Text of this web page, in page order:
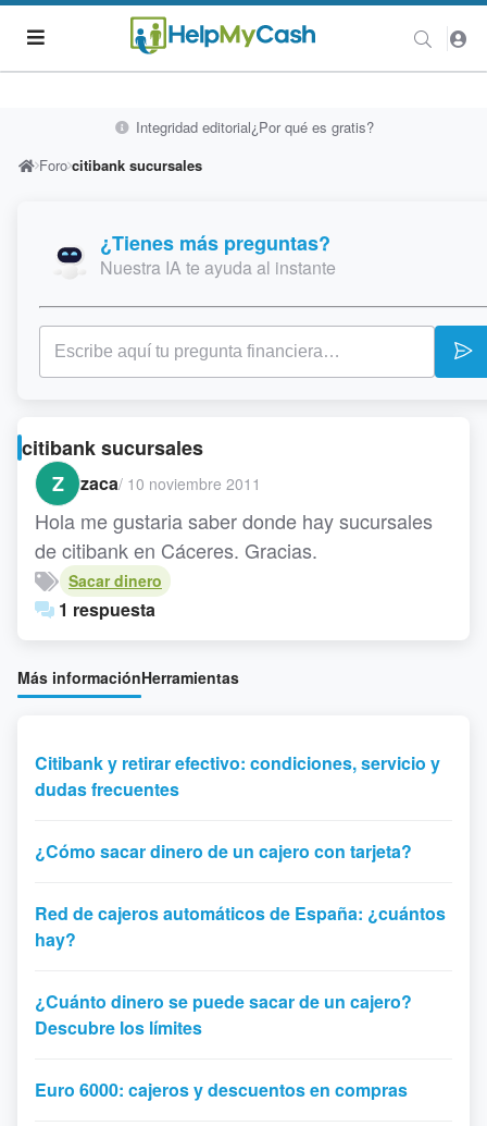
Integridad editorial¿Por qué es gratis?
Foro citibank sucursales
¿Tienes más preguntas?
Nuestra IA te ayuda al instante
citibank sucursales
Z
zaca/ 10 noviembre 2011
Hola me gustaria saber donde hay sucursales
de citibank en Cáceres. Gracias.
Sacar dinero
1 respuesta
Más informaciónHerramientas
Citibank y retirar efectivo: condiciones, servicio y
dudas frecuentes
¿Cómo sacar dinero de un cajero con tarjeta?
Red de cajeros automáticos de España: ¿cuántos
hay?
¿Cuánto dinero se puede sacar de un cajero?
Descubre los límites
Euro 6000: cajeros y descuentos en compras